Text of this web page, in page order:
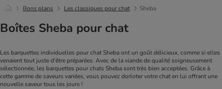
Bons plans Les classiques pour chat Sheba
Boîtes Sheba pour chat
Les barquettes individuelles pour chat Sheba ont un goût délicieux, comme si elles
venaient tout juste d'être préparées. Avec de la viande de qualité soigneusement
sélectionnée, les barquettes pour chats Sheba sont très bien acceptées. Grâce à
cette gamme de saveurs variées, vous pouvez dorloter votre chat en lui offrant une
nouvelle saveur tous les jours !